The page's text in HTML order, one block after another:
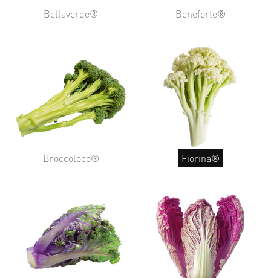
Bellaverde® Beneforte®
Broccoloco® Fiorina®